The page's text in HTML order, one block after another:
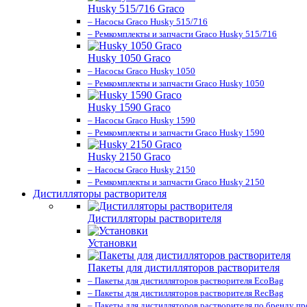
Husky 515/716 Graco
– Насосы Graco Husky 515/716
– Ремкомплекты и запчасти Graco Husky 515/716
Husky 1050 Graco
– Насосы Graco Husky 1050
– Ремкомплекты и запчасти Graco Husky 1050
Husky 1590 Graco
– Насосы Graco Husky 1590
– Ремкомплекты и запчасти Graco Husky 1590
Husky 2150 Graco
– Насосы Graco Husky 2150
– Ремкомплекты и запчасти Graco Husky 2150
Дистилляторы растворителя
Дистилляторы растворителя
Установки
Пакеты для дистилляторов растворителя
– Пакеты для дистилляторов растворителя EcoBag
– Пакеты для дистилляторов растворителя RecBag